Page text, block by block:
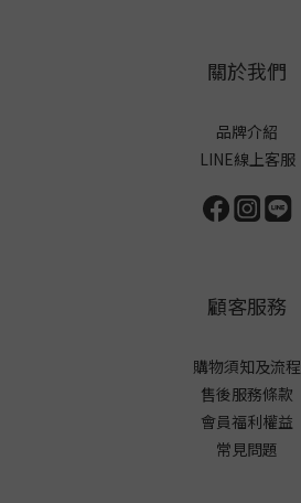
關於我們
品牌介紹
LINE線上客服
顧客服務
購物須知及流程
售後服務條款
會員福利權益
常見問題